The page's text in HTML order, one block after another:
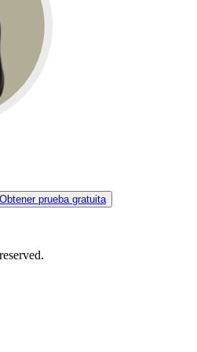
Obtener prueba gratuita